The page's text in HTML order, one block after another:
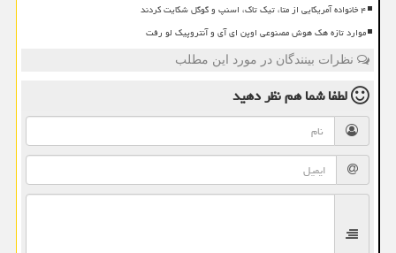
۴ خانواده آمریکایی از متا، تیک تاک، اسنپ و گوگل شکایت کردند
موارد تازه هک هوش مصنوعی اوپن ای آی و آنتروپیک لو رفت
نظرات بینندگان در مورد این مطلب
لطفا شما همنظر دهید